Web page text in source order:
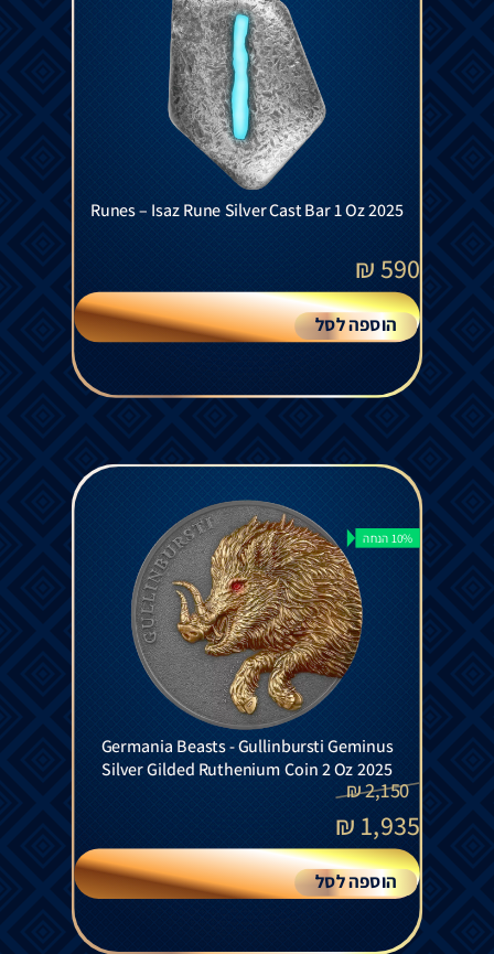
Runes – Isaz Rune Silver Cast Bar 1 Oz 2025
590
₪
הוספה לסל
10% הנחה
Germania Beasts - Gullinbursti Geminus
Silver Gilded Ruthenium Coin 2 Oz 2025
2,150
₪
1,935
₪
הוספה לסל